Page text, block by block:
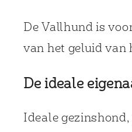
De Vallhund is
van het geluid van
De ideale
Ideale